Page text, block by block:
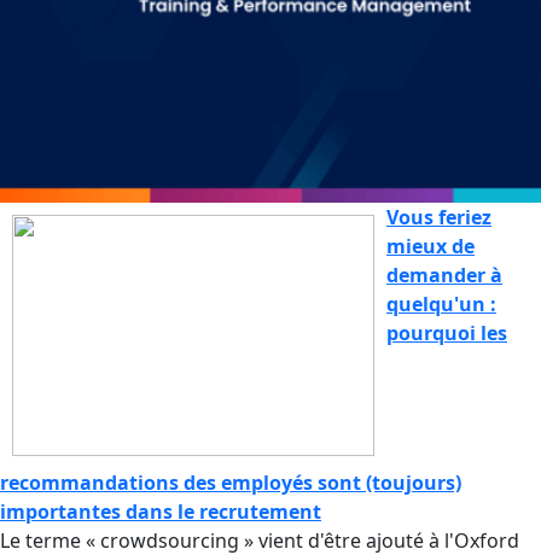
Vous feriez
mieux de
demander à
quelqu'un :
pourquoi les
recommandations des employés sont (toujours)
importantes dans le recrutement
Le terme « crowdsourcing » vient d'être ajouté à l'Oxford